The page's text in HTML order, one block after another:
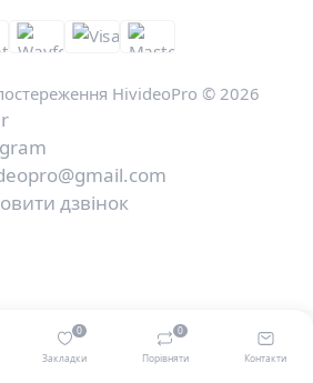
Закладки
0
Порівняти
0
Контакти
HivideoPro © 2026
дзвінок